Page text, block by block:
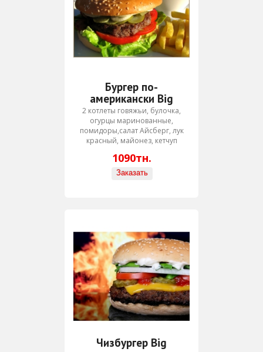
Бургер по-
американски Big
2 котлеты говяжьи, булочка,
огурцы маринованные,
помидоры,салат Айсберг, лук
красный, майонез, кетчуп
1090тн.
Чизбургер Big